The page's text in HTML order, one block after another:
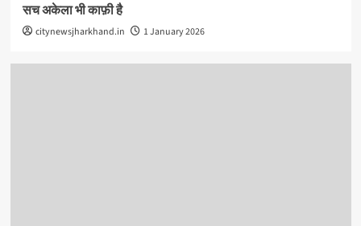
सच अकेला भी काफ़ी है
citynewsjharkhand.in 1 January 2026